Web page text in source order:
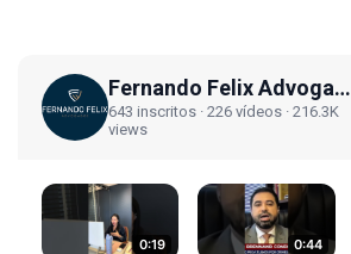
Fernando Felix Advogados
643 inscritos · 226 vídeos · 216.3K
views
0:19 0:44